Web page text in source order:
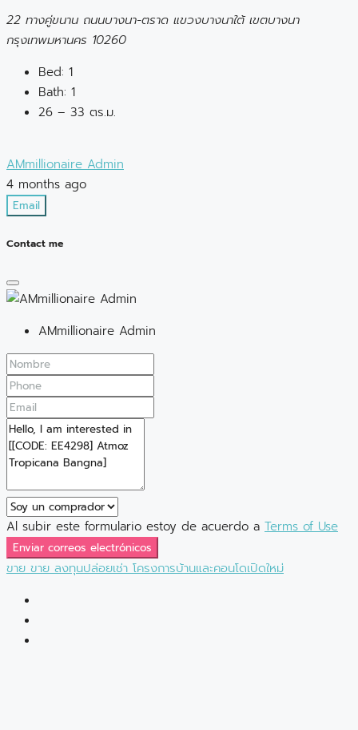
22 ทางคู่ขนาน ถนนบางนา-ตราด แขวงบางนาใต้ เขตบางนา
กรุงเทพมหานคร 10260
Bed: 1
Bath: 1
26 – 33 ตร.ม.
AMmillionaire Admin
4 months ago
Email
Contact me
AMmillionaire Admin
Al subir este formulario estoy de acuerdo a Terms of Use
Enviar correos electrónicos
ขายขายลงทุนปล่อยเช่าโครงการบ้านและคอนโดเปิดใหม่